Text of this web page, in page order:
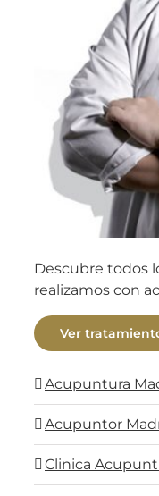
Descubre todos
realizamos con
Ver
Acupuntura
Acupuntor
Clinica